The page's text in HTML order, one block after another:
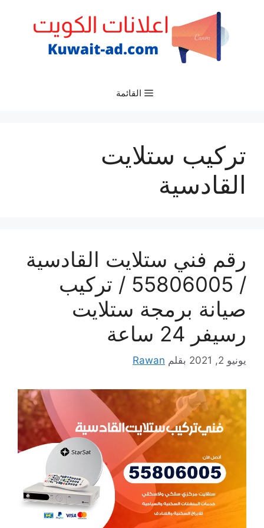
القائمة
تركيب ستلايت
القادسية
رقم فني ستلايت القادسية
/ 55806005 / تركيب
صيانة برمجة ستلايت
رسيفر 24 ساعة
يونيو 2, 2021 بقلم Rawan